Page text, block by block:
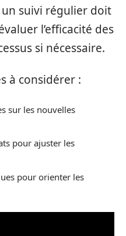
suivi régulier doit
l’efficacité des
si nécessaire.
à considérer :
sur les nouvelles
pour ajuster les
pour orienter les